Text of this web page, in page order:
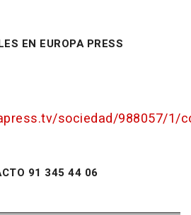
EN EUROPA PRESS
sociedad/988057/1/
91 345 44 06